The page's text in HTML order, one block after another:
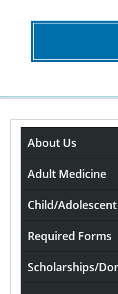
About Us
Adult Medicine
Child/
Required Forms
Scholarships/
rdavis